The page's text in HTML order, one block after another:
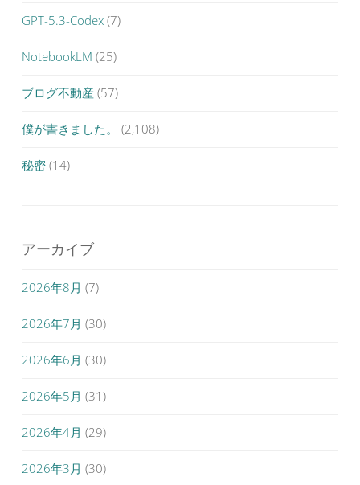
GPT-5.3-Codex (7)
NotebookLM (25)
ブログ不動産 (57)
僕が書きました。 (2,108)
秘密 (14)
アーカイブ
2026年8月 (7)
2026年7月 (30)
2026年6月 (30)
2026年5月 (31)
2026年4月 (29)
2026年3月 (30)